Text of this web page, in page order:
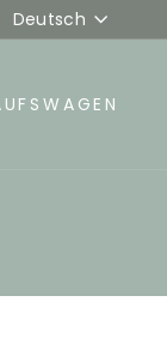
Sprache
Deutsch